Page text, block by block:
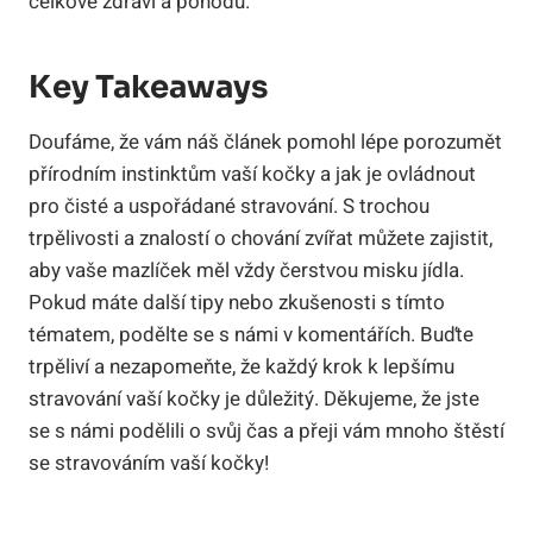
Key Takeaways
Doufáme, že vám náš článek pomohl lépe porozumět
přírodním instinktům vaší kočky a jak je ovládnout
pro čisté a uspořádané stravování. S trochou
trpělivosti a znalostí o chování zvířat můžete zajistit,
aby vaše mazlíček měl vždy čerstvou misku jídla.
Pokud máte další tipy nebo zkušenosti s tímto
tématem, podělte se s námi v komentářích. Buďte
trpěliví a nezapomeňte, že každý krok k lepšímu
stravování vaší kočky je důležitý. Děkujeme, že jste
se s námi podělili o svůj čas a přeji vám mnoho štěstí
se stravováním vaší kočky!